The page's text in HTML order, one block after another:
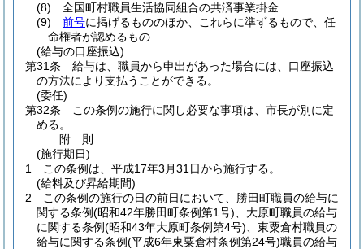
(8)
全国町村職員生活協同組合の共済事業掛金
(9)
前号に掲げるもののほか、これらに準ずるもので、任
命権者が認めるもの
(給与の口座振込)
第31条
給与は、職員から申出があった場合には、口座振込
の方法により支払うことができる。
(委任)
第32条
この条例の施行に関し必要な事項は、市長が別に定
める。
附 則
(施行期日)
1
この条例は、平成17年3月31日から施行する。
(給料及び昇給期間)
2
この条例の施行の日の前日において、勝田町職員の給与に
関する条例(昭和42年勝田町条例第1号) 、大原町職員の給与
に関する条例(昭和43年大原町条例第4号) 、東粟倉村職員の
給与に関する条例(平成6年東粟倉村条例第24号)職員の給与